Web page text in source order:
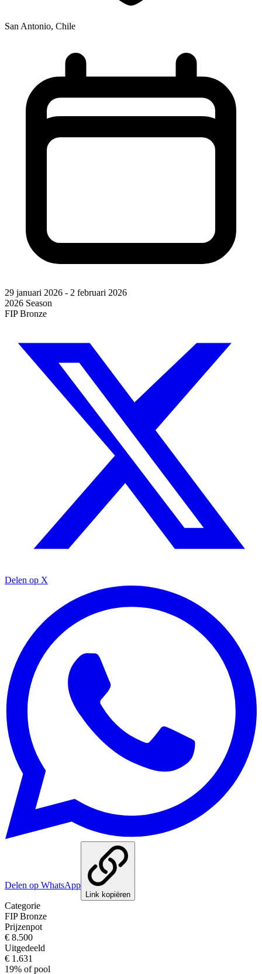
San Antonio, Chile
29 januari 2026 - 2 februari 2026
2026 Season
FIP Bronze
Delen op X
Delen op WhatsApp
Link kopiëren
Categorie
FIP Bronze
Prijzenpot
€ 8.500
Uitgedeeld
€ 1.631
19% of pool